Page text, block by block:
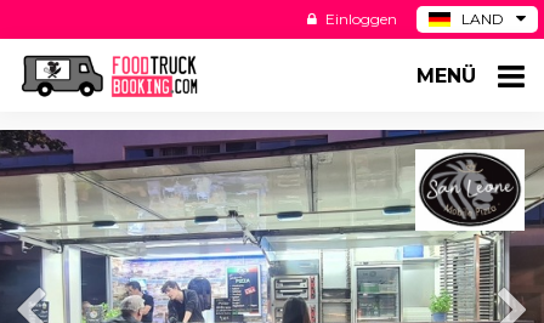
LAND
ES
US
Einloggen
MENÜ